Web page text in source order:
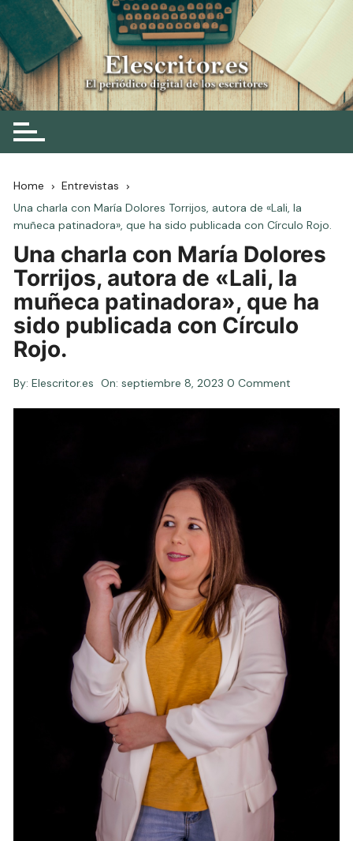
Skip
to
content
Elescritor.es
El periódico digital de los escritores
Home
Entrevistas
Una charla con María Dolores Torrijos, autora de «Lali, la
muñeca patinadora», que ha sido publicada con Círculo Rojo.
Una charla con María Dolores
Torrijos, autora de «Lali, la
muñeca patinadora», que ha
sido publicada con Círculo
Rojo.
By: Elescritor.es On:septiembre 8, 2023 0 Comment